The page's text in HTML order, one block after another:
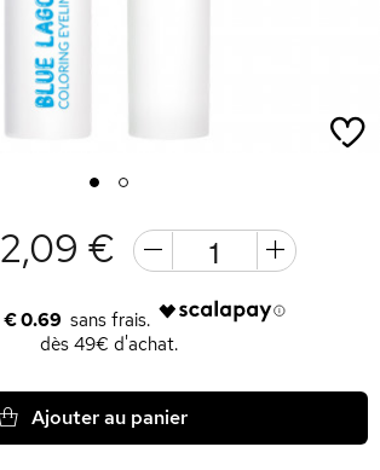
1 2
2,09 €
€ 0.69
dès 49€ d'achat.
Ajouter au panier